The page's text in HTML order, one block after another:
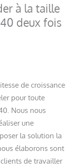
à la taille
deux fois
de croissance
pour toute
Nous nous
une
la solution la
élaborons sont
de travailler